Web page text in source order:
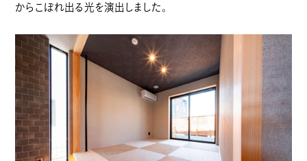
からこぼれ出る光を演出しました。